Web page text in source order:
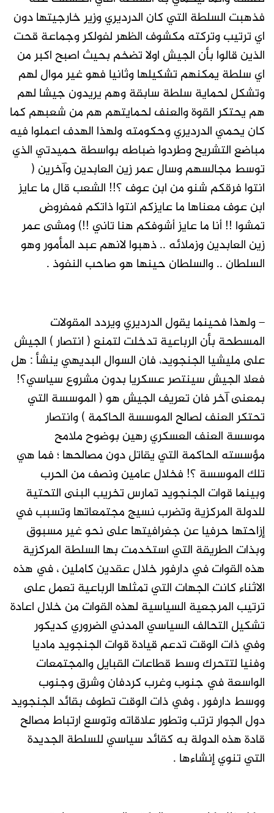
فذهبت السلطة التي كان الدرديري وزير خارجيتها دون
اي ترتيب وتركته مكشوف الظهر لفولكر وجماعة قحت
الذين قالوا بأن الجيش اولا تضخم بحيث اصبح اكبر من
اي سلطة يمكنهم تشكيلها وثانيا فهو غير موال لهم
وتشكل لحماية سلطة سابقة وهم يريدون جيشا لهم
هم يحتكر القوة والعنف لحمايتهم هم من شعبهم كما
كان يحمي الدرديري وحكومته ولهذا الهدف اعملوا فيه
مباضع التشريح وطردوا ضباطه بواسطة حميدتي الذي
توسط مجالسهم وسال عمر زين العابدين وآخرين (
انتوا فرقكم شنو من ابن عوف ؟!! الشعب قال ما عايز
ابن عوف معناها ما عايزكم انتوا ذاتكم فمفروض
تمشوا !! أنا ما عايز أشوفكم هنا تاني !!) ومشى عمر
زين العابدين وزملائه .. ذهبوا لانهم عبد المأمور وهو
السلطان .. والسلطان حينها هو صاحب النفوذ .
– ولهذا فحينما يقول الدرديري ويردد المقولات
المسطحة بأن الرباعية تدخلت لتمنع ( انتصار ) الجيش
على مليشيا الجنجويد، فان السوال البديهي ينشأ : هل
فعلا الجيش سينتصر عسكريا بدون مشروع سياسي؟!
بمعنى آخر فان تعريف الجيش هو ( الموسسة التي
تحتكر العنف لصالح الموسسة الحاكمة ) وانتصار
موسسة العنف العسكري رهين بوضوح ملامح
مؤسسته الحاكمة التي يقاتل دون مصالحها ؛ فما هي
تلك الموسسة ؟! فخلال عامين ونصف من الحرب
وبينما قوات الجنجويد تمارس تخريب البنى التحتية
للدولة المركزية وتضرب نسيج مجتمعاتها وتسبب في
إزاحتها حرفيا عن جغرافيتها على نحو غير مسبوق
وبذات الطريقة التي استخدمت بها السلطة المركزية
هذه القوات في دارفور خلال عقدين كاملين ، في هذه
الاثناء كانت الجهات التي تمثلها الرباعية تعمل على
ترتيب المرجعية السياسية لهذه القوات من خلال اعادة
تشكيل التحالف السياسي المدني الضروري كديكور
وفي ذات الوقت تدعم قيادة قوات الجنجويد ماديا
وفنيا لتتحرك وسط قطاعات القبايل والمجتمعات
الواسعة في جنوب وغرب كردفان وشرق وجنوب
ووسط دارفور ، وفي ذات الوقت تطوف بقائد الجنجويد
دول الجوار ترتب وتطور علاقاته وتوسع ارتباط مصالح
قادة هذه الدولة به كقائد سياسي للسلطة الجديدة
التي تنوي إنشاءها .